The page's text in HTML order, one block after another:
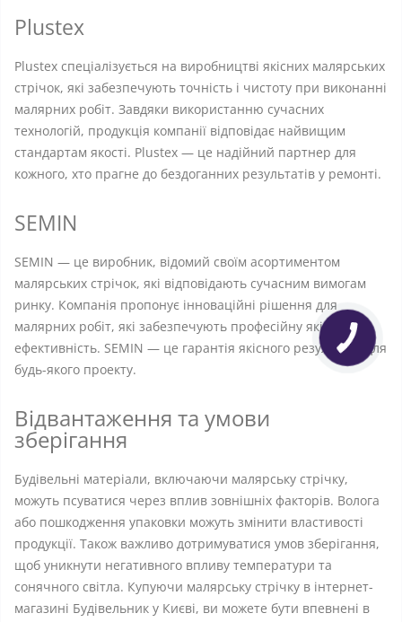
Plustex
Plustex спеціалізується на виробництві якісних малярських
стрічок, які забезпечують точність і чистоту при виконанні
малярних робіт. Завдяки використанню сучасних
технологій, продукція компанії відповідає найвищим
стандартам якості. Plustex — це надійний партнер для
кожного, хто прагне до бездоганних результатів у ремонті.
SEMIN
SEMIN — це виробник, відомий своїм асортиментом
малярських стрічок, які відповідають сучасним вимогам
ринку. Компанія пропонує інноваційні рішення для
малярних робіт, які забезпечують професійну якість та
ефективність. SEMIN — це гарантія якісного результату для
будь-якого проекту.
Відвантаження та умови
зберігання
Будівельні матеріали, включаючи малярську стрічку,
можуть псуватися через вплив зовнішніх факторів. Волога
або пошкодження упаковки можуть змінити властивості
продукції. Також важливо дотримуватися умов зберігання,
щоб уникнути негативного впливу температури та
сонячного світла. Купуючи малярську стрічку в інтернет-
магазині Будівельник у Києві, ви можете бути впевнені в